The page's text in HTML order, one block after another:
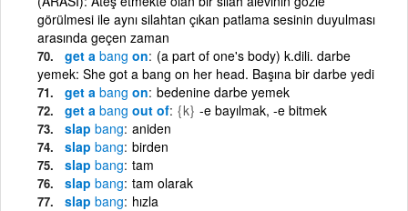
görülmesi ile aynı silahtan çıkan patlama sesinin duyulması
arasında geçen zaman
get a bang on (a part of one's body) k.dili. darbe
yemek: She got a bang on her head. Başına bir darbe yedi
get a bang on bedenine darbe yemek
get a bang out of {k} -e bayılmak, -e bitmek
slap bang aniden
slap bang birden
slap bang tam
slap bang tam olarak
slap bang hızla